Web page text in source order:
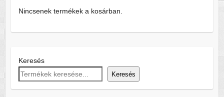
Nincsenek termékek a kosárban.
Keresés
Keresés